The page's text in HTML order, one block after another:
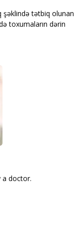
şəklində tətbiq olunan
toxumaların dərin
a doctor.